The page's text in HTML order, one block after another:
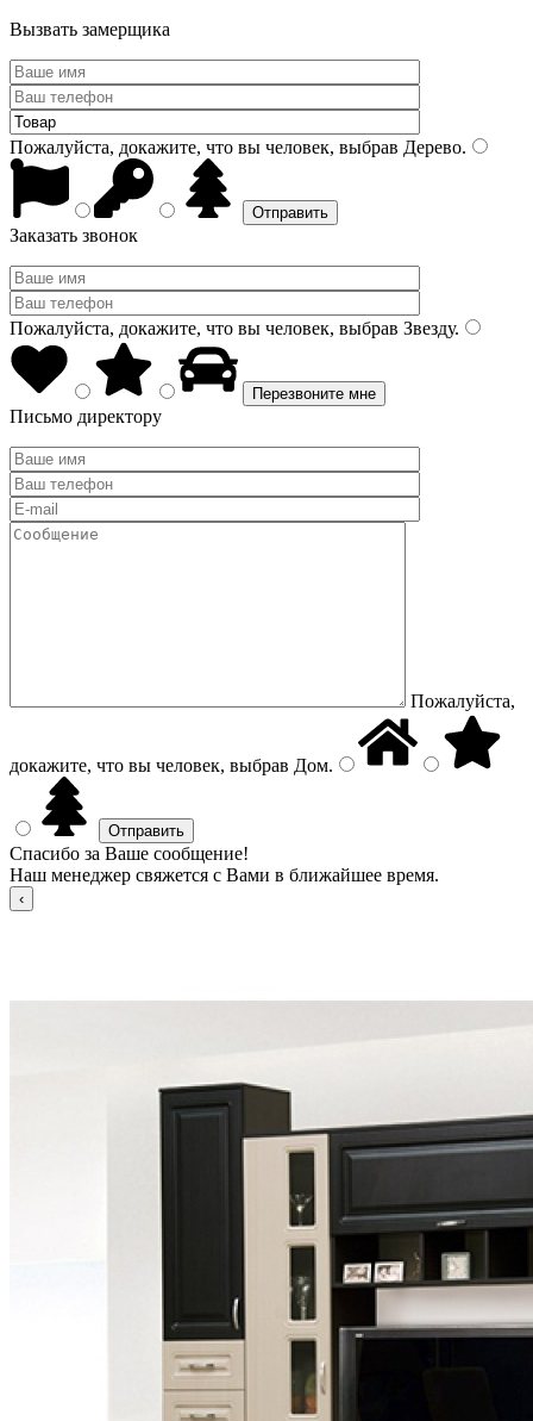
Вызвать замерщика
Пожалуйста, докажите, что вы человек, выбрав Дерево.
Заказать звонок
Пожалуйста, докажите, что вы человек, выбрав Звезду.
Письмо директору
Пожалуйста,
докажите, что вы человек, выбрав Дом.
Спасибо за Ваше сообщение!
Наш менеджер свяжется с Вами в ближайшее время.